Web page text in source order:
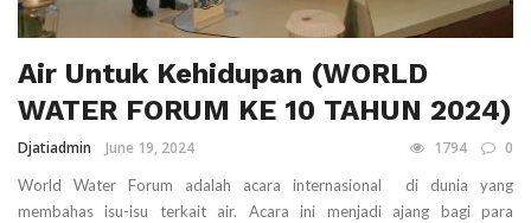
Air Untuk Kehidupan (WORLD
WATER FORUM KE 10 TAHUN 2024)
Djatiadmin June 19, 2024 1794 0
World Water Forum adalah acara internasional di dunia yang
membahas isu-isu terkait air. Acara ini menjadi ajang bagi para